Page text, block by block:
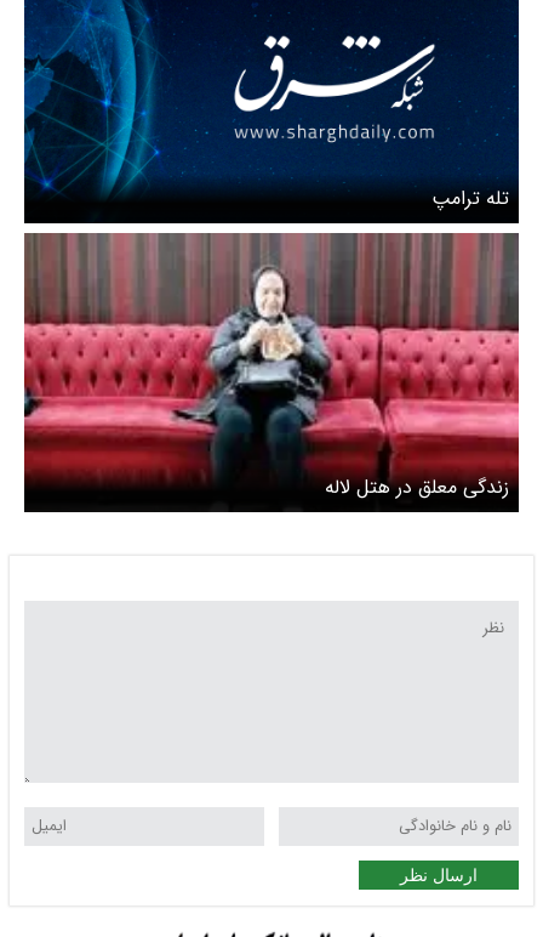
تله‌ ترامپ
زندگی معلق در هتل لاله
ارسال نظر